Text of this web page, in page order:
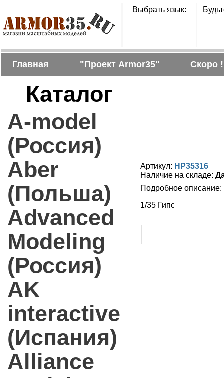
Выбрать язык:
Главная "Проект Armor35" Скоро !
Каталог
A-model
(Россия)
Aber
(Польша)
Advanced
Modeling
(Россия)
AK
interactive
(Испания)
Alliance
Артикул: HP35316
Наличие на складе:
Подробное описание:
1/35 Гипс